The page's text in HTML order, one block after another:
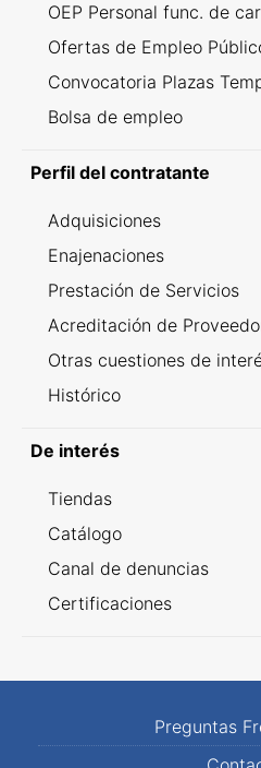
OEP Personal func. de
Ofertas de Empleo
Convocatoria Plazas
Bolsa de empleo
Perfil del contratante
Adquisiciones
Enajenaciones
Prestación de Servicios
Acreditación de
Otras cuestiones de
Histórico
De interés
Tiendas
Catálogo
Canal de denuncias
Certificaciones
Preguntas